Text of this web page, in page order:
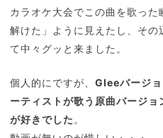
カラオケ大会でこの曲を歌っ
解けた」ように見えたし、そ
て中々グッと来ました。
個人的にですが、 Gleeバージ
ーティストが歌う原曲バージ
が好きでした 。